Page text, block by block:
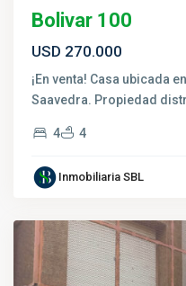
Bolivar 100
USD 270.000
¡En venta! Casa ubicada
Saavedra. Propiedad
4 4
Inmobiliaria SBL